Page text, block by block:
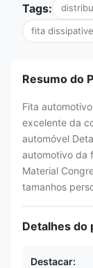
Tags:
fita
Resumo do
Fita
excelente da
automóvel
automotivo da
Material
tamanhos
Detalhes do
Destacar: